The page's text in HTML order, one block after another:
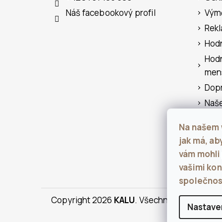
Na
jak má,
vám
vašimi
Náš facebookový profil
Copyright 2026 KALU. Všechna práva